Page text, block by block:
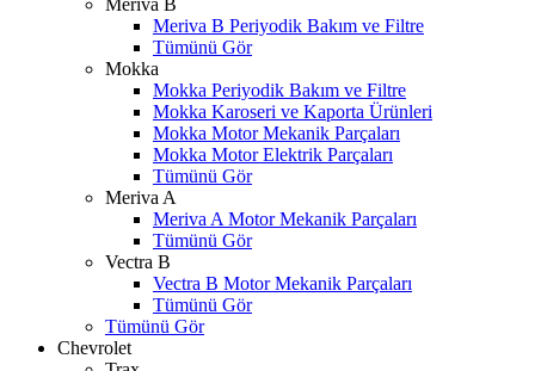
Meriva B
Meriva B Periyodik Bakım ve Filtre
Tümünü Gör
Mokka
Mokka Periyodik Bakım ve Filtre
Mokka Karoseri ve Kaporta Ürünleri
Mokka Motor Mekanik Parçaları
Mokka Motor Elektrik Parçaları
Tümünü Gör
Meriva A
Meriva A Motor Mekanik Parçaları
Tümünü Gör
Vectra B
Vectra B Motor Mekanik Parçaları
Tümünü Gör
Tümünü Gör
Chevrolet